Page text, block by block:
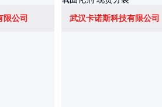
限公司 武汉卡诺斯科技有限公司